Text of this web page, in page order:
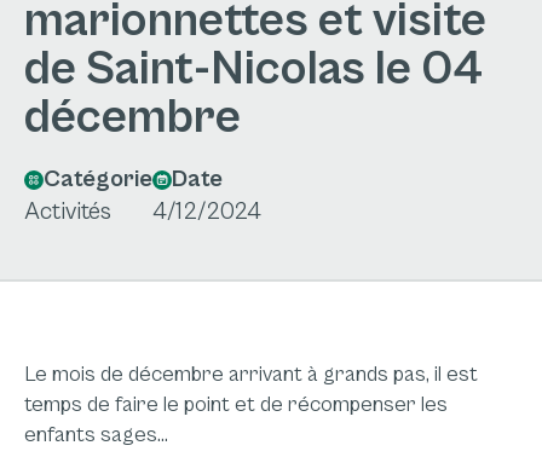
marionnettes et visite
de Saint-Nicolas le 04
décembre
Catégorie
Activités
Date
4/12/2024
Le mois de décembre arrivant à grands pas, il est
temps de faire le point et de récompenser les
enfants sages…